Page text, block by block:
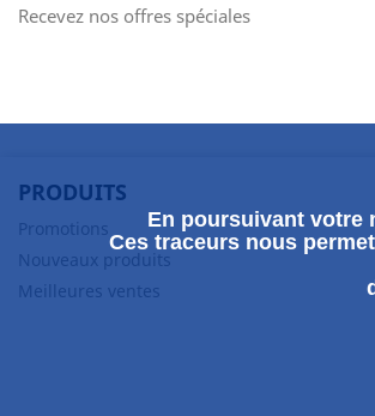
Recevez nos offres spéciales
PRODUITS
Promotions
Nouveaux produits
Meilleures ventes
En poursuivant votre
Ces traceurs nous